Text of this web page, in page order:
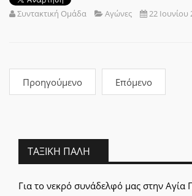
Συντακτική Ομάδα Αγώνες 22 Ιουνίου
Προηγούμενο Επόμενο
ΤΑΞΙΚΉ ΠΆΛΗ
Για το νεκρό συνάδελφό μας στην Αγία